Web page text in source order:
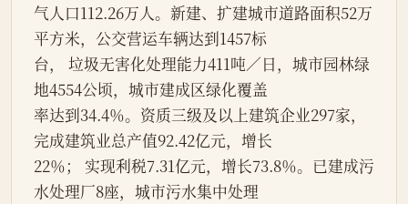
气人口112.26万人。新建、扩建城市道路面积52万
平方米，公交营运车辆达到1457标
台， 垃圾无害化处理能力411吨／日，城市园林绿
地4554公顷，城市建成区绿化覆盖
率达到34.4％。资质三级及以上建筑企业297家，
完成建筑业总产值92.42亿元，增长
22％； 实现利税7.31亿元，增长73.8％。已建成污
水处理厂8座，城市污水集中处理